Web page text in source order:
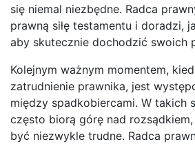
się niemal niezbędne. Radca
prawną siłę testamentu i doradzi,
aby skutecznie dochodzić swoich
Kolejnym ważnym momentem,
zatrudnienie prawnika, jest
między spadkobiercami. W takich
często biorą górę nad
być niezwykle trudne. Radca